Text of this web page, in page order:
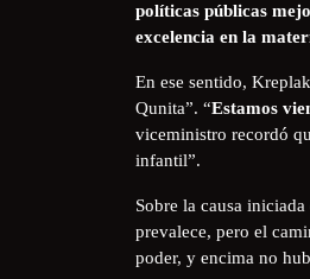
políticas públicas
excelencia en la
En ese sentido,
Qunita”. “Estamos
viceministro recordó
infantil”.
Sobre la causa
prevalece, pero el
poder, y encima no